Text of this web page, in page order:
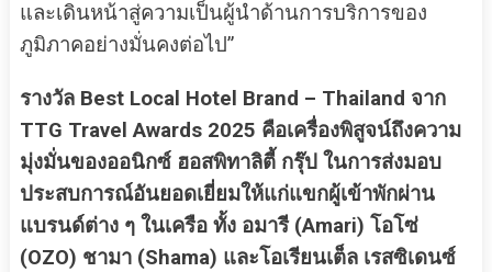
และเดินหน้าสู่ความเป็นผู้นำด้านการบริการของ
ภูมิภาคอย่างมั่นคงต่อไป”
รางวัล Best Local Hotel Brand – Thailand จาก
TTG Travel Awards 2025 คือเครื่องพิสูจน์ถึงความ
มุ่งมั่นของออนิกซ์ ฮอสพิทาลิตี้ กรุ๊ป ในการส่งมอบ
ประสบการณ์อันยอดเยี่ยมให้แก่แขกผู้เข้าพักผ่าน
แบรนด์ต่าง ๆ ในเครือ ทั้ง อมารี (Amari) โอโซ่
(OZO) ชามา (Shama) และโอเรียนเต็ล เรสซิเดนซ์